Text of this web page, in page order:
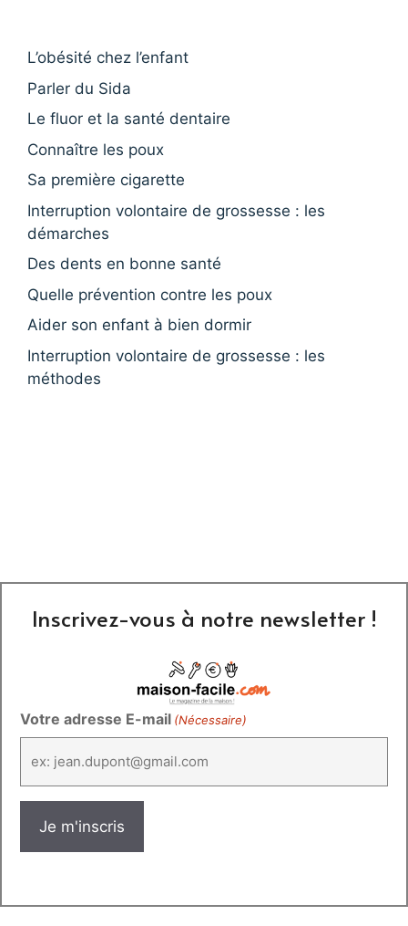
L’obésité chez l’enfant
Parler du Sida
Le fluor et la santé dentaire
Connaître les poux
Sa première cigarette
Interruption volontaire de grossesse : les
démarches
Des dents en bonne santé
Quelle prévention contre les poux
Aider son enfant à bien dormir
Interruption volontaire de grossesse : les
méthodes
Inscrivez-vous à notre newsletter !
Votre adresse E-mail (Nécessaire)